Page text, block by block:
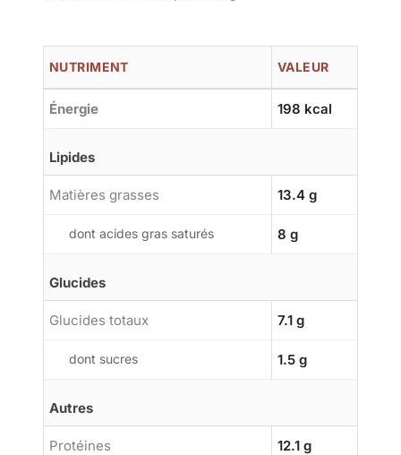
NUTRIMENT VALEUR
Énergie 198 kcal
Lipides
Matières grasses 13.4 g
dont acides gras saturés 8 g
Glucides
Glucides totaux 7.1 g
dont sucres 1.5 g
Autres
Protéines 12.1 g